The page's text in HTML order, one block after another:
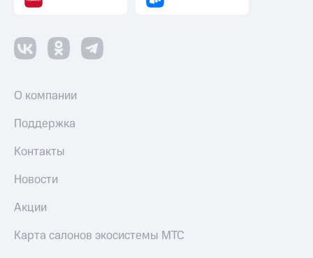
О компании
Поддержка
Контакты
Новости
Акции
Карта салонов экосистемы МТС